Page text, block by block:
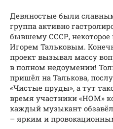
Девяностые были
группа активно
бывшему СССР, некоторое
Игорем Тальковым.
проект вызывал массу
в полном недоумении!
пришёл на Талькова,
«Чистые пруды», а тут
время участники «НОМ»
каждый музыкант
– ярким и